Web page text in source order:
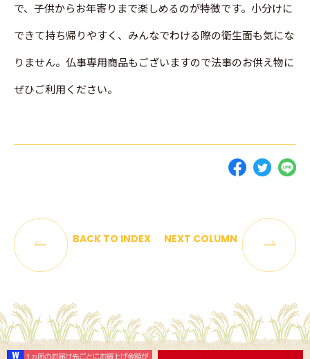
で、子供からお年寄りまで楽しめるのが特徴です。小分けに
できて持ち帰りやすく、みんなでわける際の衛生面も気にな
りません。仏事専用商品もございますので法事のお供え物に
ぜひご利用ください。
BACK TO INDEX NEXT COLUMN